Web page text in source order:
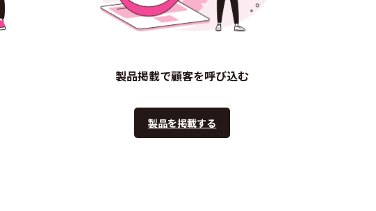
製品掲載で顧客を呼び込む
製品を掲載する